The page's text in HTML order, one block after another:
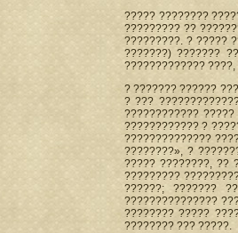
????? ????????
????????? ??
?????????. ? ?????
???????) ???????
?????????????
? ??????? ??????
? ???
????????????
???????????? ?
??????????????
????????», ?
????? ????????, ??
?????????
??????; ???????
???????????????
???????? ?????
???????? ??? ?????.